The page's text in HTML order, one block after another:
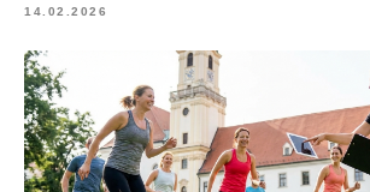
14.02.2026